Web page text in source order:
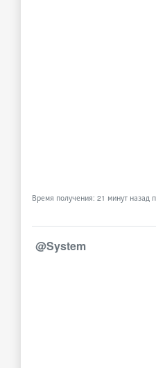
Время получения: 21 минут назад
@System